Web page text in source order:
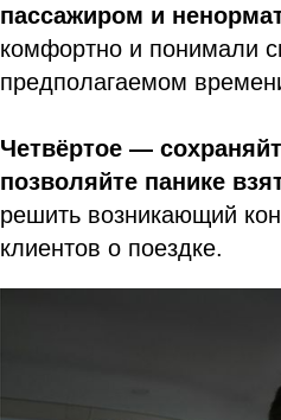
пассажиром и
комфортно и понимали
предполагаемом
Четвёртое —
позволяйте панике
решить возникающий
клиентов о поездке.